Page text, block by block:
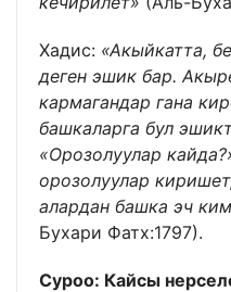
Хадис: «Акыйкатта,
деген эшик бар.
кармагандар гана
башкаларга бул
«Орозолуулар
орозолуулар
алардан башка эч
Бухари Фатх:1797).
Суроо: Кайсы